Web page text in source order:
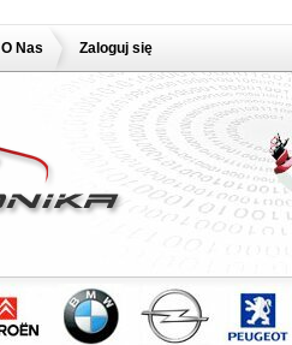
O Nas Zaloguj się